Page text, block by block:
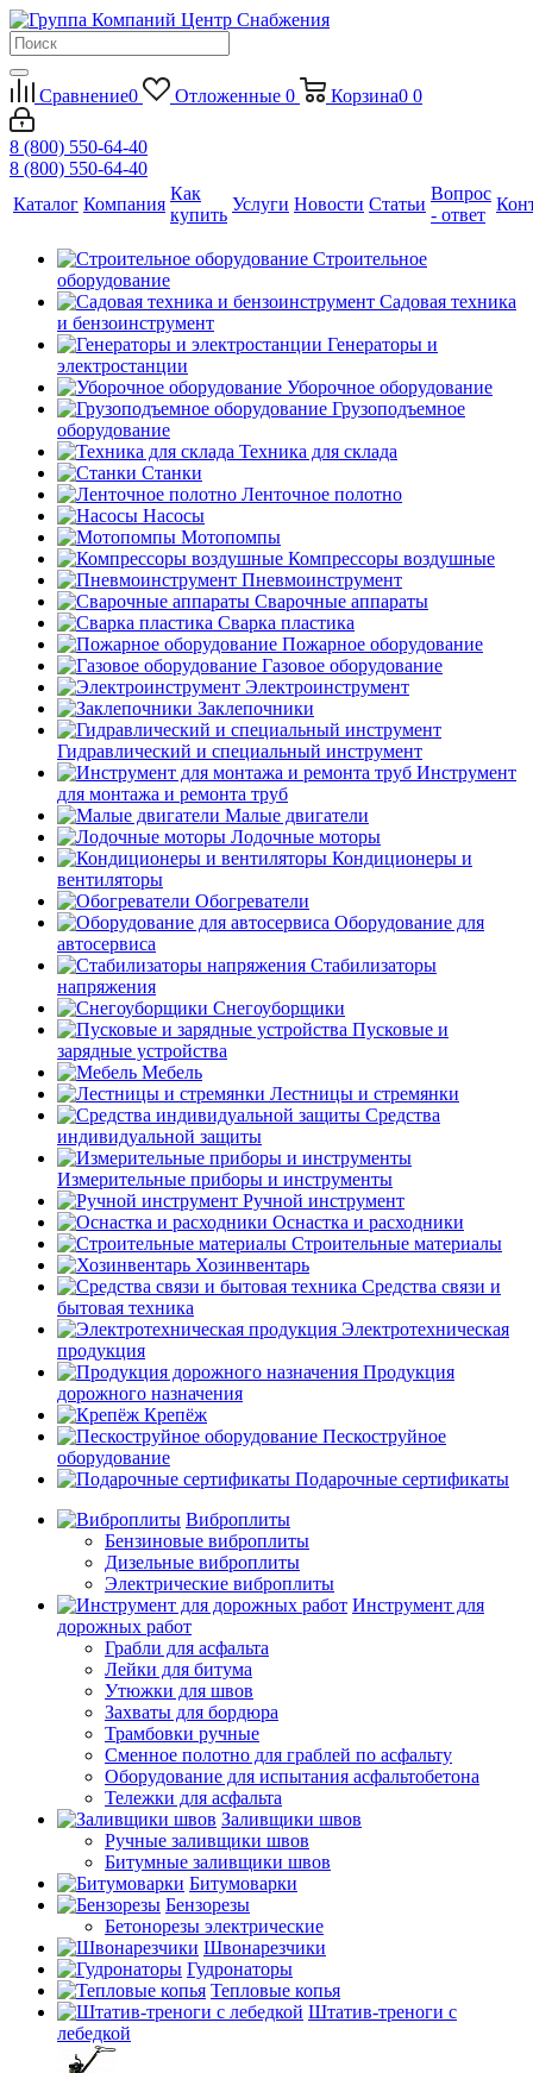
Сравнение0 Отложенные 0 Корзина0 0
8 (800) 550-64-40
8 (800) 550-64-40
Каталог Компания
Как
купить
Услуги Новости Статьи
Вопрос
- ответ
Строительное
оборудование
Садовая техника
и бензоинструмент
Генераторы и
электростанции
Уборочное оборудование
Грузоподъемное
оборудование
Техника для склада
Станки
Ленточное полотно
Насосы
Мотопомпы
Компрессоры воздушные
Пневмоинструмент
Сварочные аппараты
Сварка пластика
Пожарное оборудование
Газовое оборудование
Электроинструмент
Заклепочники
Гидравлический и специальный инструмент
Инструмент
для монтажа и ремонта труб
Малые двигатели
Лодочные моторы
Кондиционеры и
вентиляторы
Обогреватели
Оборудование для
автосервиса
Стабилизаторы
напряжения
Снегоуборщики
Пусковые и
зарядные устройства
Мебель
Лестницы и стремянки
Средства
индивидуальной защиты
Измерительные приборы и инструменты
Ручной инструмент
Оснастка и расходники
Строительные материалы
Хозинвентарь
Средства связи и
бытовая техника
Электротехническая
продукция
Продукция
дорожного назначения
Крепёж
Пескоструйное
оборудование
Подарочные сертификаты
Виброплиты
Бензиновые виброплиты
Дизельные виброплиты
Электрические виброплиты
Инструмент для
дорожных работ
Грабли для асфальта
Лейки для битума
Утюжки для швов
Захваты для бордюра
Трамбовки ручные
Сменное полотно для граблей по асфальту
Оборудование для испытания асфальтобетона
Тележки для асфальта
Заливщики швов
Ручные заливщики швов
Битумные заливщики швов
Битумоварки
Бензорезы
Бетонорезы электрические
Швонарезчики
Гудронаторы
Тепловые копья
Штатив-треноги с
лебедкой